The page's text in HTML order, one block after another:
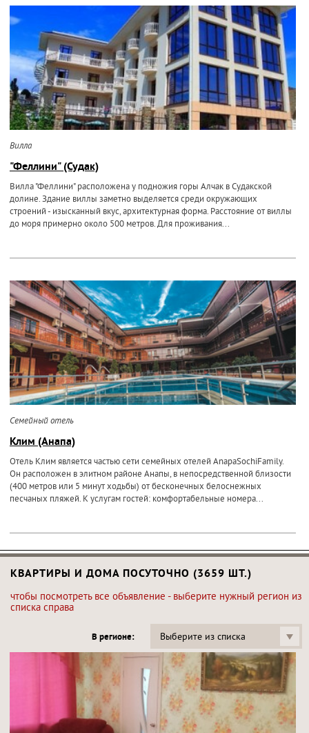
Вилла
"Феллини" (Судак)
Вилла "Феллини" расположена у подножия горы Алчак в Судакской
долине. Здание виллы заметно выделяется среди окружающих
строений - изысканный вкус, архитектурная форма. Расстояние от виллы
до моря примерно около 500 метров. Для проживания...
Семейный отель
Клим (Анапа)
Отель Клим является частью сети семейных отелей AnapaSochiFamily.
Он расположен в элитном районе Анапы, в непосредственной близости
(400 метров или 5 минут ходьбы) от бесконечных белоснежных
песчаных пляжей. К услугам гостей: комфортабельные номера...
КВАРТИРЫ И ДОМА ПОСУТОЧНО (3659 ШТ.)
чтобы посмотреть все объявление - выберите нужный регион из
списка справа
В регионе: Выберите из списка